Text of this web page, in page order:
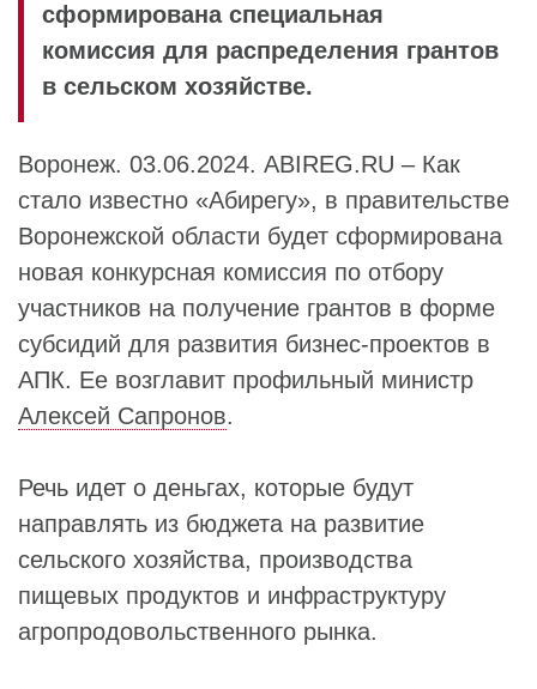
сформирована специальная
комиссия для распределения грантов
в сельском хозяйстве.
Воронеж. 03.06.2024. ABIREG.RU – Как
стало известно «Абирегу», в правительстве
Воронежской области будет сформирована
новая конкурсная комиссия по отбору
участников на получение грантов в форме
субсидий для развития бизнес-проектов в
АПК. Ее возглавит профильный министр
Алексей Сапронов.
Речь идет о деньгах, которые будут
направлять из бюджета на развитие
сельского хозяйства, производства
пищевых продуктов и инфраструктуру
агропродовольственного рынка.